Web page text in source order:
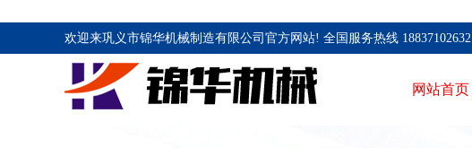
欢迎来巩义市锦华机械制造有限公司官方网站! 全国服务热线 18837102632
网站首页